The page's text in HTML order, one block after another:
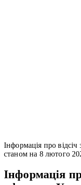
Інформація про відсіч
станом на 8 лютого
Інформація